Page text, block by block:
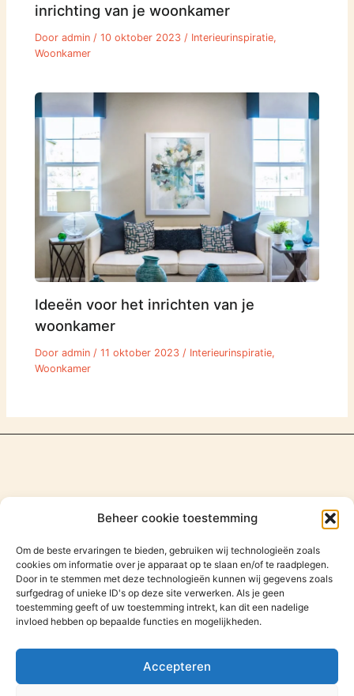
Beheer cookie toestemming
Om de beste ervaringen te bieden, gebruiken wij technologieën zoals
cookies om informatie over je apparaat op te slaan en/of te raadplegen.
Door in te stemmen met deze technologieën kunnen wij gegevens zoals
surfgedrag of unieke ID's op deze site verwerken. Als je geen
toestemming geeft of uw toestemming intrekt, kan dit een nadelige
invloed hebben op bepaalde functies en mogelijkheden.
Accepteren
inrichting van je woonkamer
Dooradmin /10 oktober 2023 / Interieurinspiratie,
Woonkamer
Ideeën voor het inrichten van je
woonkamer
Dooradmin /11 oktober 2023 / Interieurinspiratie,
Woonkamer